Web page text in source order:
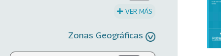
VER MÁS
Zonas Geográficas